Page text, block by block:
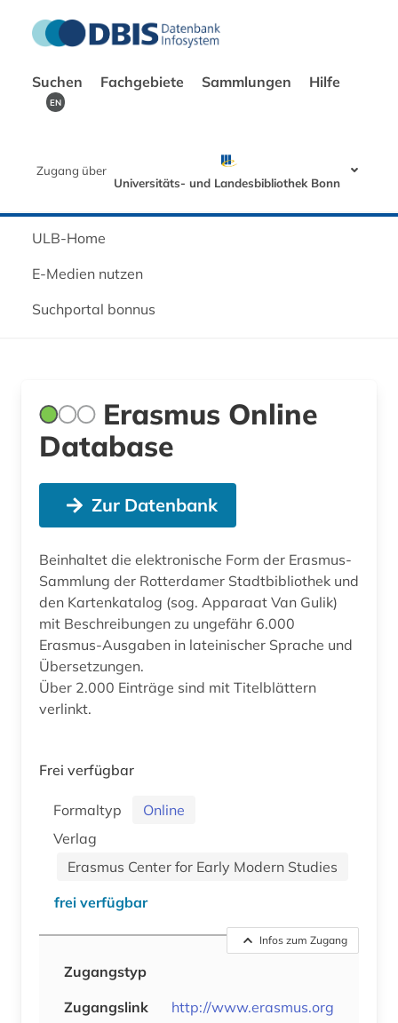
Suchen Fachgebiete Sammlungen Hilfe
EN
Zugang über
Universitäts- und Landesbibliothek Bonn
ULB-Home
E-Medien nutzen
Suchportal bonnus
Erasmus Online
Database
Zur Datenbank
Beinhaltet die elektronische Form der Erasmus-
Sammlung der Rotterdamer Stadtbibliothek und
den Kartenkatalog (sog. Apparaat Van Gulik)
mit Beschreibungen zu ungefähr 6.000
Erasmus-Ausgaben in lateinischer Sprache und
Übersetzungen.
Über 2.000 Einträge sind mit Titelblättern
verlinkt.
Frei verfügbar
Formaltyp
Online
Verlag
Erasmus Center for Early Modern Studies
frei verfügbar
Infos zum Zugang
Zugangstyp
Zugangslink
http://www.erasmus.org